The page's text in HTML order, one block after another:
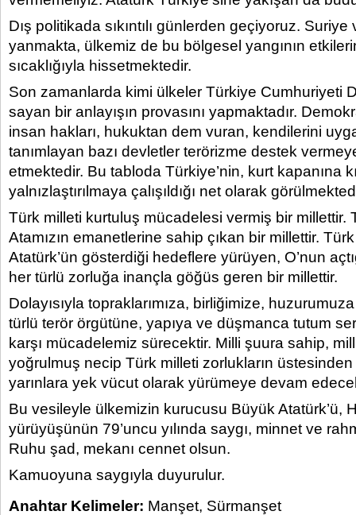
Dış politikada sıkıntılı günlerden geçiyoruz.
yanmakta, ülkemiz de bu bölgesel yangının
sıcaklığıyla hissetmektedir.
Son zamanlarda kimi ülkeler Türkiye Cumhuriyeti
sayan bir anlayışın provasını yapmaktadır.
insan hakları, hukuktan dem vuran, kendilerini
tanımlayan bazı devletler terörizme destek
etmektedir. Bu tabloda Türkiye’nin, kurt kapanına
yalnızlaştırılmaya çalışıldığı net olarak
Türk milleti kurtuluş mücadelesi vermiş bir millettir.
Atamızın emanetlerine sahip çıkan bir millettir.
Atatürk’ün gösterdiği hedeflere yürüyen, O’nun
her türlü zorluğa inançla göğüs geren bir millettir.
Dolayısıyla topraklarımıza, birliğimize,
türlü terör örgütüne, yapıya ve düşmanca tutum
karşı mücadelemiz sürecektir. Milli şuura sahip,
yoğrulmuş necip Türk milleti zorlukların üstesinden
yarınlara yek vücut olarak yürümeye devam
Bu vesileyle ülkemizin kurucusu Büyük Atatürk’ü,
yürüyüşünün 79’uncu yılında saygı, minnet ve
Ruhu şad, mekanı cennet olsun.
Kamuoyuna saygıyla duyurulur.
Anahtar Kelimeler: Manşet, Sürmanşet